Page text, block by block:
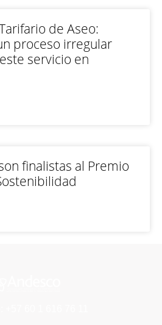
de Aseo:
proceso irregular
servicio en
finalistas al Premio